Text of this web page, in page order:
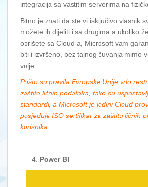
integracija sa vastitim serverima na
Bitno je znati da ste vi isključivo vlasnik
možete ih dijeliti i sa drugima a ukoliko
obrišete sa Cloud-a, Microsoft vam
biti i izvršeno, bez tajnog čuvanja mimo
volje.
Pošto su pravila Evropske Unije vrlo
zaštite ličnih podataka, tako su
standardi, a Microsoft je jedini Cloud
posjeduje ISO sertifikat za zaštitu ličnih
korisnika.
Power BI